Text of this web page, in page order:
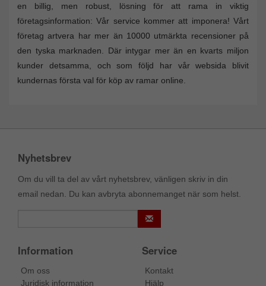
en billig, men robust, lösning för att rama in viktig
företagsinformation: Vår service kommer att imponera! Vårt
företag artvera har mer än 10000 utmärkta recensioner på
den tyska marknaden. Där intygar mer än en kvarts miljon
kunder detsamma, och som följd har vår websida blivit
kundernas första val för köp av ramar online.
Nyhetsbrev
Om du vill ta del av vårt nyhetsbrev, vänligen skriv in din
email nedan. Du kan avbryta abonnemanget när som helst.
Information
Om oss
Juridisk information
Service
Kontakt
Hjälp